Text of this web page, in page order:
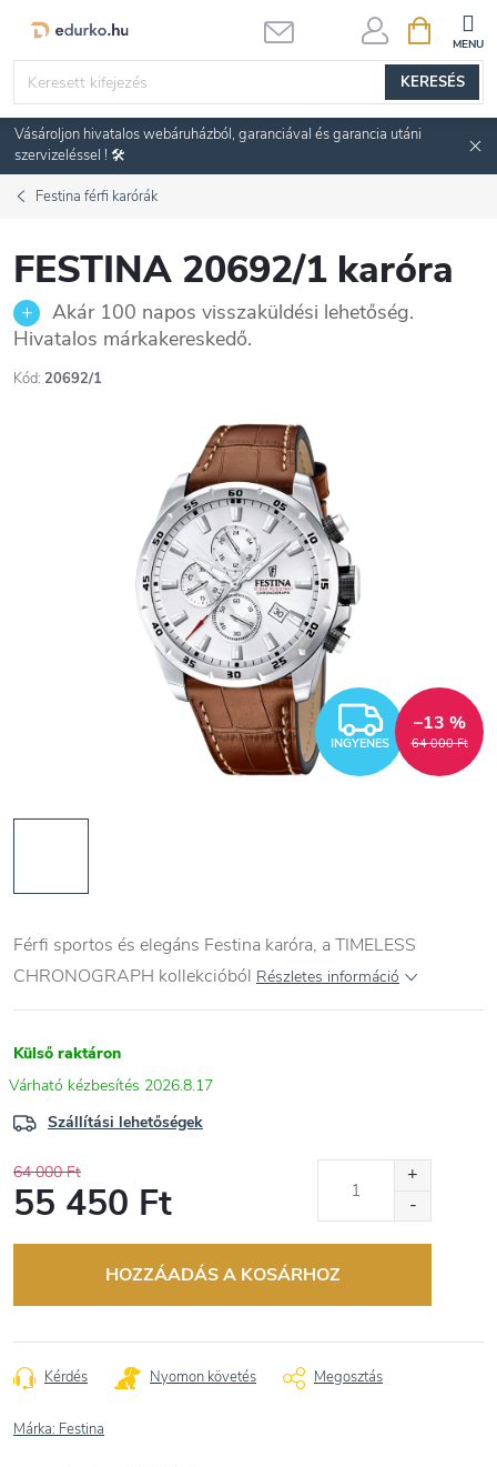
KERESÉS
KOSÁR
Vásároljon hivatalos webáruházból, garanciával és garancia utáni
szervizeléssel ! 🛠️
Festina férfi karórák
FESTINA 20692/1 karóra
Akár 100 napos visszaküldési lehetőség.
Hivatalos márkakereskedő.
Kód: 20692/1
INGYENES 64 000 Ft
–13 %
Férfi sportos és elegáns Festina karóra, aTIMELESS
CHRONOGRAPH kollekcióból Részletes információ
Külső raktáron
2026.8.17
Szállítási lehetőségek
64 000 Ft
55 450 Ft
HOZZÁADÁS A KOSÁRHOZ
Kérdés Nyomon követés Megosztás
Márka: Festina